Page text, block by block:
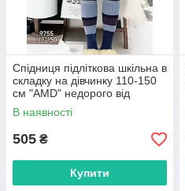
Спідниця підліткова шкільна в
складку на дівчинку 110-150
см "AMD" недорого від
прямого постачальника
В наявності
505 ₴
Купити